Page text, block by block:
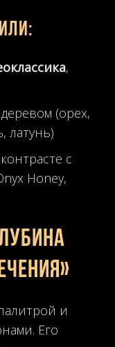
,
(орех,
латунь)
с
Honey,
и
Его